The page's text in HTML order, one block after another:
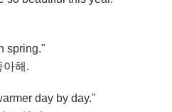
spring."
아해.
day by day."